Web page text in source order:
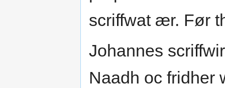
scriffwat ær. Før
Johannes
Naadh oc fridher